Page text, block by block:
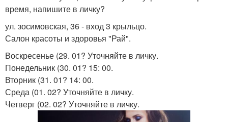
время, напишите в личку?
ул. зосимовская, 36 - вход 3 крыльцо.
Салон красоты и здоровья "Рай".
Воскресенье (29. 01? Уточняйте в личку.
Понедельник (30. 01? 15: 00.
Вторник (31. 01? 14: 00.
Среда (01. 02? Уточняйте в личку.
Четверг (02. 02? Уточняйте в личку.